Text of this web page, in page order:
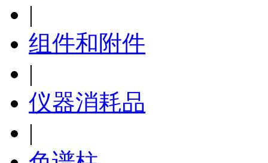
|
组件和附件
|
仪器消耗品
|